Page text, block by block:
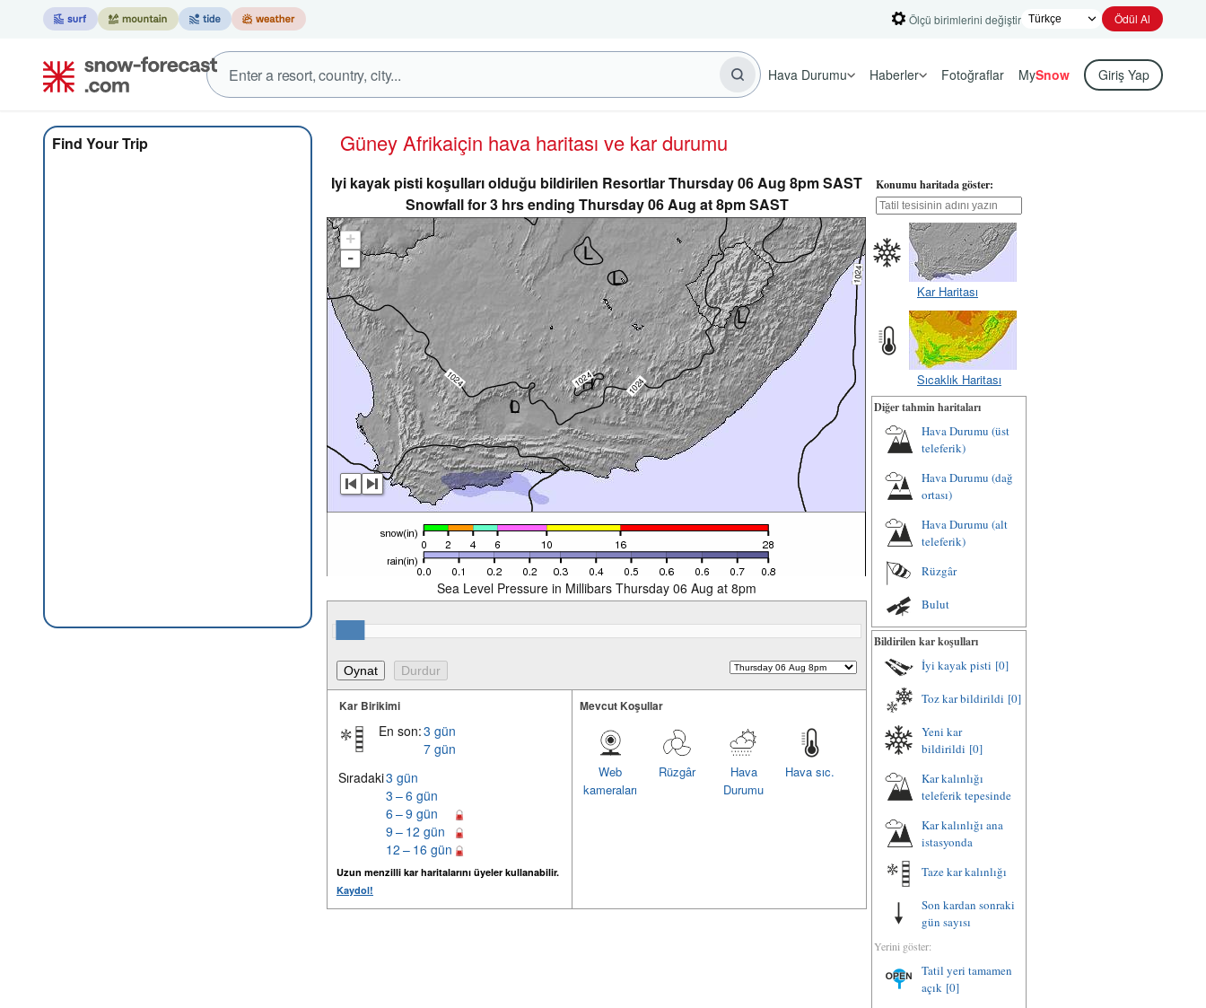
Ölçü birimlerini değiştir Ödül Al
Hava Durumu Haberler Fotoğraflar MySnow Giriş Yap
Find Your Trip Güney Afrikaiçin hava haritası ve kar durumu
Iyi kayak pisti koşulları olduğu bildirilen Resortlar Thursday 06 Aug 8pm SAST
Snowfall for 3 hrs ending Thursday 06 Aug at 8pm SAST
+
-
Sea Level Pressure in Millibars Thursday 06 Aug at 8pm
Kar Birikimi
En son:3 gün
7 gün
Sıradaki3 gün
3 – 6 gün
6 – 9 gün
9 – 12 gün
12 – 16 gün
Uzun menzilli kar haritalarını üyeler kullanabilir.
Kaydol!
Mevcut Koşullar
Hava sıc.
Hava
Durumu
Rüzgâr
Web
kameraları
Konumu haritada göster:
Kar Haritası
Sıcaklık Haritası
Diğer tahmin haritaları
Hava Durumu (üst
teleferik)
Hava Durumu (dağ
ortası)
Hava Durumu (alt
teleferik)
Rüzgâr
Bulut
Bildirilen kar koşulları
İyi kayak pisti [0]
Toz kar bildirildi [0]
Yeni kar
bildirildi [0]
Kar kalınlığı
teleferik tepesinde
Kar kalınlığı ana
istasyonda
Taze kar kalınlığı
Son kardan sonraki
gün sayısı
Yerini göster:
Tatil yeri tamamen
açık [0]